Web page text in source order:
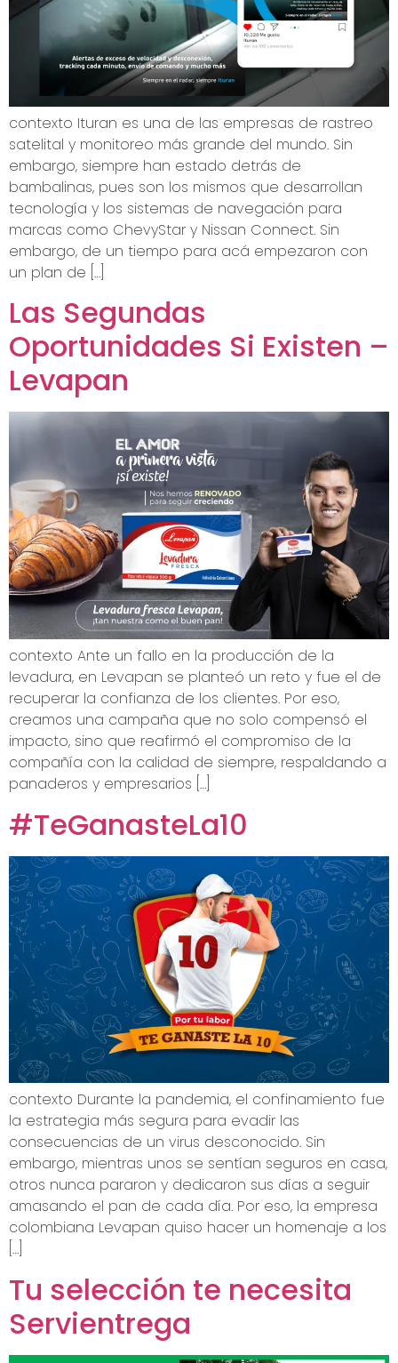
contexto Ituran es una de las empresas de rastreo
satelital y monitoreo más grande del mundo. Sin
embargo, siempre han estado detrás de
bambalinas, pues son los mismos que desarrollan
tecnología y los sistemas de navegación para
marcas como ChevyStar y Nissan Connect. Sin
embargo, de un tiempo para acá empezaron con
un plan de […]
Las Segundas
Oportunidades Si Existen –
Levapan
contexto Ante un fallo en la producción de la
levadura, en Levapan se planteó un reto y fue el de
recuperar la confianza de los clientes. Por eso,
creamos una campaña que no solo compensó el
impacto, sino que reafirmó el compromiso de la
compañía con la calidad de siempre, respaldando a
panaderos y empresarios […]
#TeGanasteLa10
contexto Durante la pandemia, el confinamiento fue
la estrategia más segura para evadir las
consecuencias de un virus desconocido. Sin
embargo, mientras unos se sentían seguros en casa,
otros nunca pararon y dedicaron sus días a seguir
amasando el pan de cada día. Por eso, la empresa
colombiana Levapan quiso hacer un homenaje a los
[…]
Tu selección te necesita
Servientrega